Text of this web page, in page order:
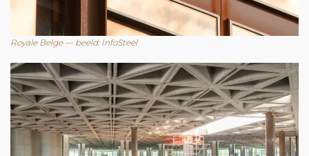
Royale Belge — beeld: InfoSteel